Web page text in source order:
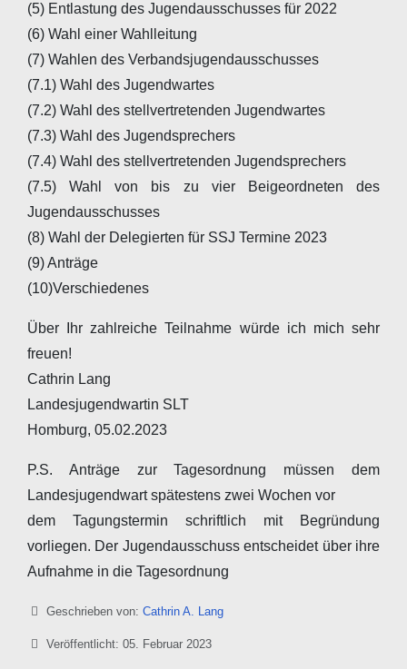
(5) Entlastung des Jugendausschusses für 2022
(6) Wahl einer Wahlleitung
(7) Wahlen des Verbandsjugendausschusses
(7.1) Wahl des Jugendwartes
(7.2) Wahl des stellvertretenden Jugendwartes
(7.3) Wahl des Jugendsprechers
(7.4) Wahl des stellvertretenden Jugendsprechers
(7.5) Wahl von bis zu vier Beigeordneten des
Jugendausschusses
(8) Wahl der Delegierten für SSJ Termine 2023
(9) Anträge
(10)Verschiedenes
Über Ihr zahlreiche Teilnahme würde ich mich sehr
freuen!
Cathrin Lang
Landesjugendwartin SLT
Homburg, 05.02.2023
P.S. Anträge zur Tagesordnung müssen dem
Landesjugendwart spätestens zwei Wochen vor
dem Tagungstermin schriftlich mit Begründung
vorliegen. Der Jugendausschuss entscheidet über ihre
Aufnahme in die Tagesordnung
DetailsGeschrieben von: Cathrin A. Lang
Veröffentlicht: 05. Februar 2023